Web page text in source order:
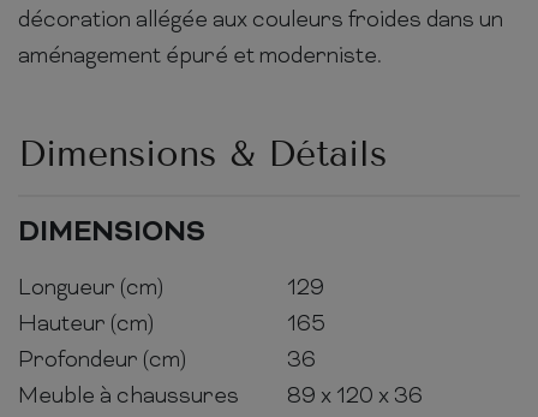
décoration allégée aux couleurs froides dans un
aménagement épuré et moderniste.
Dimensions & Détails
DIMENSIONS
Longueur (cm)
129
Hauteur (cm)
165
Profondeur (cm)
36
Meuble à chaussures
89 x 120 x 36